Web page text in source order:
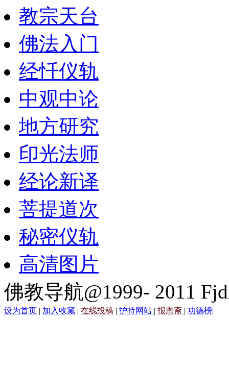
教宗天台
佛法入门
经忏仪轨
中观中论
地方研究
印光法师
经论新译
菩提道次
秘密仪轨
高清图片
佛教导航@1999- 2011
设为首页 | 加入收藏 | 在线投稿 | 护持网站 | 报恩斋 | 功德榜|